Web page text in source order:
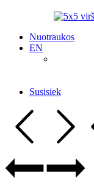
Nuotraukos
EN
Susisiek